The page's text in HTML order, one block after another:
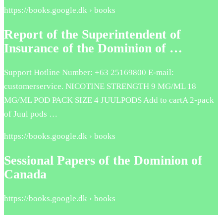
https://books.google.dk › books
Report of the Superintendent of
Insurance of the Dominion of …
Support Hotline Number: +63 25169800 E-mail:
customerservice. NICOTINE STRENGTH 9 MG/ML 18
MG/ML POD PACK SIZE 4 JUULPODS Add to cartA 2-pack
of Juul pods …
https://books.google.dk › books
Sessional Papers of the Dominion of
Canada
https://books.google.dk › books